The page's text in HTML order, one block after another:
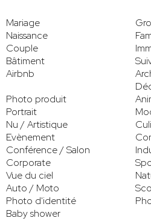
Mariage
Naissance
Couple
Bâtiment
Airbnb
Photo produit
Portrait
Nu / Artistique
Evènement
Conférence / Salon
Corporate
Vue du ciel
Auto / Moto
Photo d'identité
Baby shower